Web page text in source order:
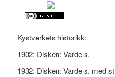
content
Kystverkets historikk:
1902: Disken: Varde s.
1932: Disken: Varde s. med